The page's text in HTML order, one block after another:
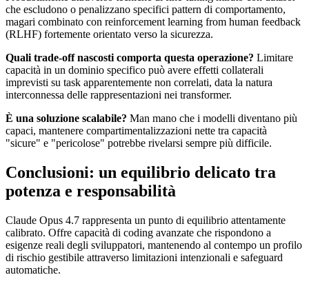
che escludono o penalizzano specifici pattern di comportamento,
magari combinato con reinforcement learning from human feedback
(RLHF) fortemente orientato verso la sicurezza.
Quali trade-off nascosti comporta questa operazione? Limitare
capacità in un dominio specifico può avere effetti collaterali
imprevisti su task apparentemente non correlati, data la natura
interconnessa delle rappresentazioni nei transformer.
È una soluzione scalabile? Man mano che i modelli diventano più
capaci, mantenere compartimentalizzazioni nette tra capacità
"sicure" e "pericolose" potrebbe rivelarsi sempre più difficile.
Conclusioni: un equilibrio delicato tra
potenza e responsabilità
Claude Opus 4.7 rappresenta un punto di equilibrio attentamente
calibrato. Offre capacità di coding avanzate che rispondono a
esigenze reali degli sviluppatori, mantenendo al contempo un profilo
di rischio gestibile attraverso limitazioni intenzionali e safeguard
automatiche.